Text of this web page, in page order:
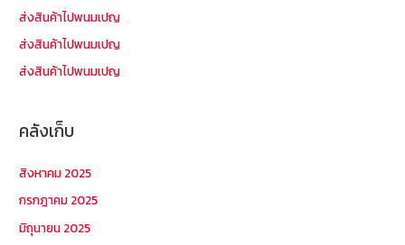
ส่งสินค้าไปพนมเปญ
ส่งสินค้าไปพนมเปญ
ส่งสินค้าไปพนมเปญ
คลังเก็บ
สิงหาคม 2025
กรกฎาคม 2025
มิถุนายน 2025